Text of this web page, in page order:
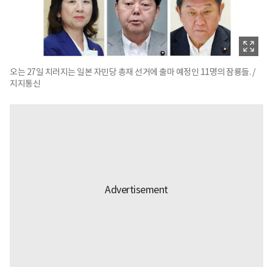
오는 27일 치러지는 일본 자민당 총재 선거에 출마 예정인 11명의 잠룡들. /
지지통신